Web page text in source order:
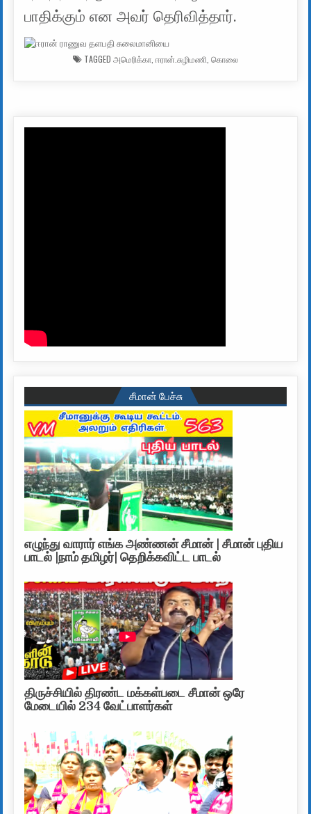
பாதிக்கும் என அவர் தெரிவித்தார்.
TAGGED அமெரிக்கா ஈரான்.சுழிமணி கொலை
சீமான் பேச்சு
எழுந்து வாரார் எங்க அண்ணன் சீமான் | சீமான் புதிய
பாடல் |நாம் தமிழர்| தெறிக்கவிட்ட பாடல்
திருச்சியில் திரண்ட மக்கள்படை சீமான் ஒரே
மேடையில் 234 வேட்பாளர்கள்